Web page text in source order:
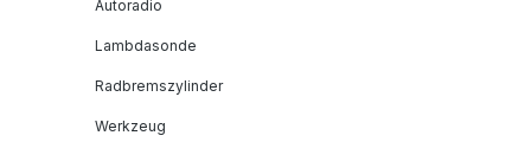
Autoradio
Lambdasonde
Radbremszylinder
Werkzeug